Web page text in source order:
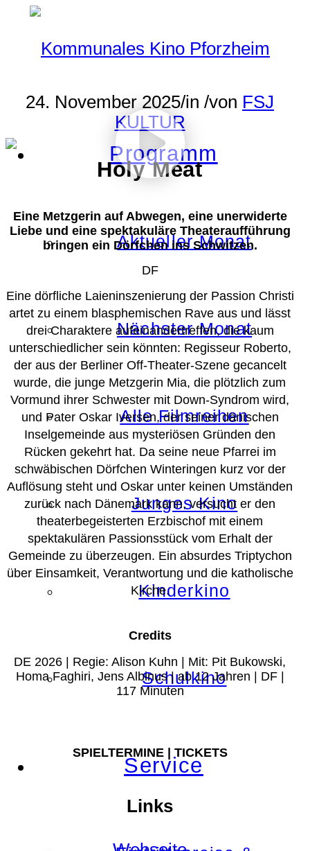
Programm
Aktueller Monat
Nächster Monat
Alle Filmreihen
Junges Kino
Kinderkino
Schulkino
Service
24. November 2025/in /von FSJ
KULTUR
Holy Meat
Eine Metzgerin auf Abwegen, eine unerwiderte
Liebe und eine spektakuläre Theateraufführung
bringen ein Dörfchen ins Schwitzen.
DF
Eine dörfliche Laieninszenierung der Passion Christi
artet zu einem blasphemischen Rave aus und lässt
drei Charaktere aufeinandertreffen, die kaum
unterschiedlicher sein könnten: Regisseur Roberto,
der aus der Berliner Off-Theater-Szene gecancelt
wurde, die junge Metzgerin Mia, die plötzlich zum
Vormund ihrer Schwester mit Down-Syndrom wird,
und Pater Oskar Iversen, der seiner dänischen
Inselgemeinde aus mysteriösen Gründen den
Rücken gekehrt hat. Da seine neue Pfarrei im
schwäbischen Dörfchen Winteringen kurz vor der
Auflösung steht und Oskar unter keinen Umständen
zurück nach Dänemark kann, versucht er den
theaterbegeisterten Erzbischof mit einem
spektakulären Passionsstück vom Erhalt der
Gemeinde zu überzeugen. Ein absurdes Triptychon
über Einsamkeit, Verantwortung und die katholische
Kirche.
Credits
DE 2026 | Regie: Alison Kuhn | Mit: Pit Bukowski,
Homa Faghiri, Jens Albinus | ab 12 Jahren | DF |
117 Minuten
SPIELTERMINE | TICKETS
Links